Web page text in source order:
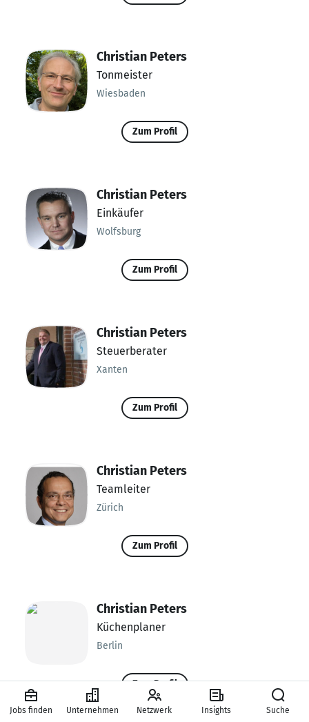
Christian Peters
Tonmeister
Wiesbaden
Zum Profil
Christian Peters
Einkäufer
Wolfsburg
Zum Profil
Christian Peters
Steuerberater
Xanten
Zum Profil
Christian Peters
Teamleiter
Zürich
Zum Profil
Christian Peters
Küchenplaner
Berlin
Zum Profil
Jobs finden Unternehmen Netzwerk Insights Suche